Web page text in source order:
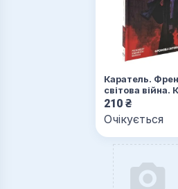
Каратель.
світова війна.
210 ₴
Очікується